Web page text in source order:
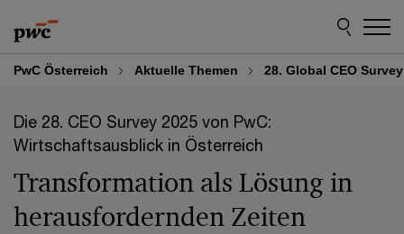
to
content
to
footer
PwC Österreich Aktuelle Themen 28. Global CEO Survey
Die 28. CEO Survey 2025 von PwC:
Wirtschaftsausblick in Österreich
Transformation als Lösung in
herausfordernden Zeiten